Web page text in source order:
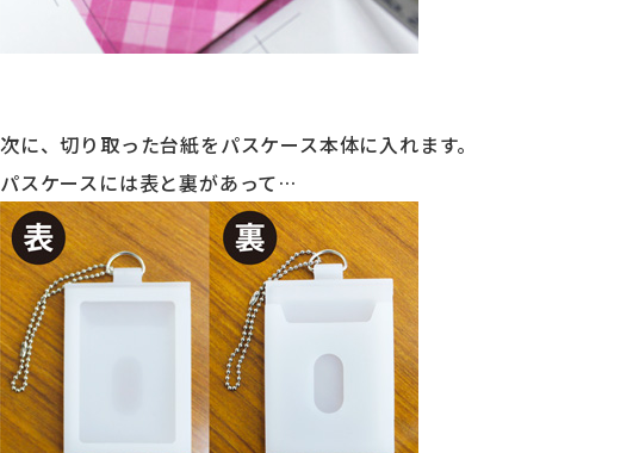
次に、切り取った台紙をパスケース本体に入れます。
パスケースには表と裏があって…